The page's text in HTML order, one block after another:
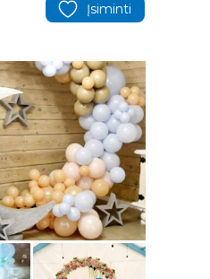
Įsiminti